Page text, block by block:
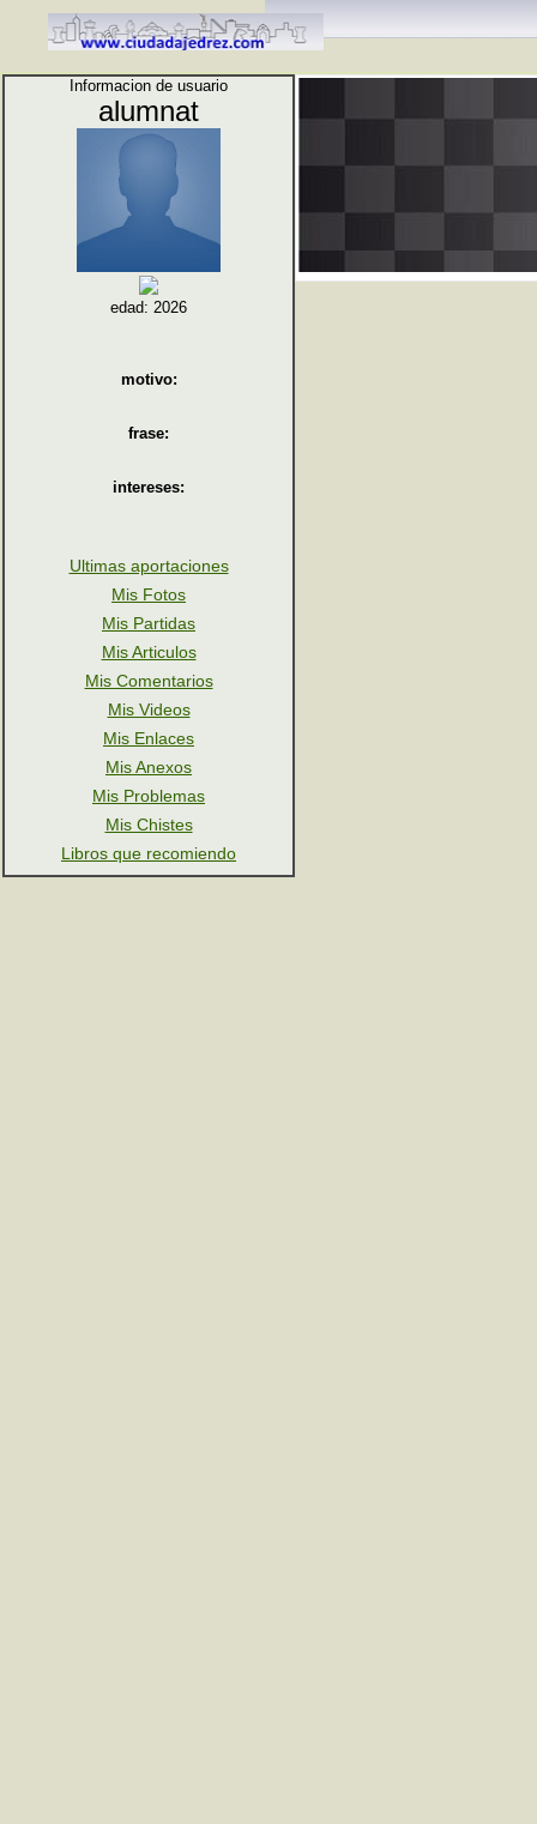
Informacion de usuario
alumnat
edad: 2026
motivo:
frase:
intereses:
Ultimas aportaciones
Mis Fotos
Mis Partidas
Mis Articulos
Mis Comentarios
Mis Videos
Mis Enlaces
Mis Anexos
Mis Problemas
Mis Chistes
Libros que recomiendo